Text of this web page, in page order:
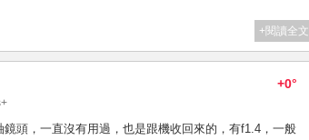
+閱讀全文
+0°
頭，一直沒有用過，也是跟機收回來的，有f1.4，一般